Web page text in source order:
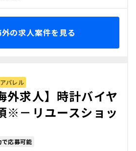
の求人案件を見る
アパレル
外求人】時計バイヤ
※－リユースショッ
で応募可能